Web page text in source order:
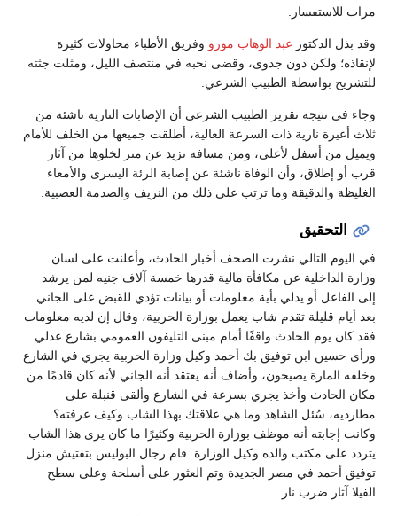
مرات للاستفسار.
وقد بذل الدكتور عبد الوهاب مورو وفريق الأطباء محاولات كثيرة
لإنقاذه؛ ولكن دون جدوى، وقضى نحبه في منتصف الليل، ومثلت جثته
للتشريح بواسطة الطبيب الشرعي.
وجاء في نتيجة تقرير الطبيب الشرعي أن الإصابات النارية ناشئة من
ثلاث أعيرة نارية ذات السرعة العالية، أطلقت جميعها من الخلف للأمام
ويميل من أسفل لأعلى، ومن مسافة تزيد عن متر لخلوها من آثار
قرب أو إطلاق، وأن الوفاة ناشئة عن إصابة الرئة اليسرى والأمعاء
الغليظة والدقيقة وما ترتب على ذلك من النزيف والصدمة العصبية.
التحقيق
في اليوم التالي نشرت الصحف أخبار الحادث، وأعلنت على لسان
وزارة الداخلية عن مكافأة مالية قدرها خمسة آلاف جنيه لمن يرشد
إلى الفاعل أو يدلي بأية معلومات أو بيانات تؤدي للقبض على الجاني.
بعد أيام قليلة تقدم شاب يعمل بوزارة الحربية، وقال إن لديه معلومات
فقد كان يوم الحادث واقفًا أمام مبنى التليفون العمومي بشارع عدلي
ورأى حسين ابن توفيق بك أحمد وكيل وزارة الحربية يجري في الشارع
وخلفه المارة يصيحون، وأضاف أنه يعتقد أنه الجاني لأنه كان قادمًا من
مكان الحادث وأخذ يجري بسرعة في الشارع وألقى قنبلة على
مطارديه، سُئل الشاهد وما هي علاقتك بهذا الشاب وكيف عرفته؟
وكانت إجابته أنه موظف بوزارة الحربية وكثيرًا ما كان يرى هذا الشاب
يتردد على مكتب والده وكيل الوزارة. قام رجال البوليس بتفتيش منزل
توفيق أحمد في مصر الجديدة وتم العثور على أسلحة وعلى سطح
الفيلا آثار ضرب نار.